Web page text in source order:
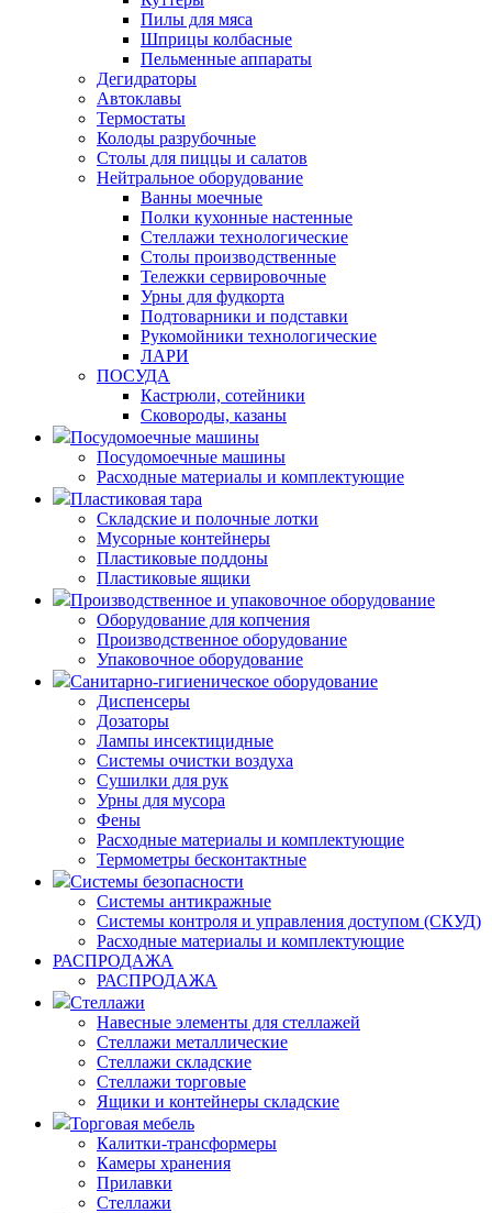
Пилы для мяса
Шприцы колбасные
Пельменные аппараты
Дегидраторы
Автоклавы
Термостаты
Колоды разрубочные
Столы для пиццы и салатов
Нейтральное оборудование
Ванны моечные
Полки кухонные настенные
Стеллажи технологические
Столы производственные
Тележки сервировочные
Урны для фудкорта
Подтоварники и подставки
Рукомойники технологические
ЛАРИ
ПОСУДА
Кастрюли, сотейники
Сковороды, казаны
Посудомоечные машины
Посудомоечные машины
Расходные материалы и комплектующие
Пластиковая тара
Складские и полочные лотки
Мусорные контейнеры
Пластиковые поддоны
Пластиковые ящики
Производственное и упаковочное оборудование
Оборудование для копчения
Производственное оборудование
Упаковочное оборудование
Санитарно-гигиеническое оборудование
Диспенсеры
Дозаторы
Лампы инсектицидные
Системы очистки воздуха
Сушилки для рук
Урны для мусора
Фены
Расходные материалы и комплектующие
Термометры бесконтактные
Системы безопасности
Системы антикражные
Системы контроля и управления доступом (СКУД)
Расходные материалы и комплектующие
РАСПРОДАЖА
РАСПРОДАЖА
Стеллажи
Навесные элементы для стеллажей
Стеллажи металлические
Стеллажи складские
Стеллажи торговые
Ящики и контейнеры складские
Торговая мебель
Калитки-трансформеры
Камеры хранения
Прилавки
Стеллажи